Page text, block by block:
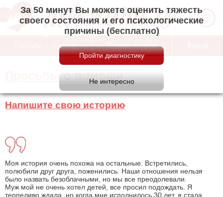
За 50 минут Вы можете оценить тяжесть
своего состояния и его психологические
причины (бесплатно)
Просьбы о помощи Отзывы о сайте
Просьбы о помощи
Напишите свою историю
Моя история очень похожа на остальные. Встретились,
полюбили друг друга, поженились. Наши отношения нельзя
было назвать безоблачными, но мы все преодолевали.
Муж мой не очень хотел детей, все просил подождать. Я
терпеливо ждала, но когда мне исполнилось 30 лет, я стала